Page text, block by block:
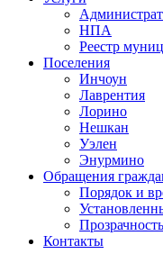
НПА
Реестр
Поселения
Инчоун
Лаврентия
Лорино
Нешкан
Уэлен
Энурмино
Обращения
Порядок и
Прозрачность
Контакты